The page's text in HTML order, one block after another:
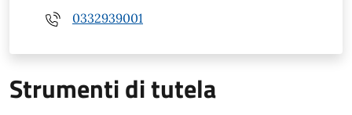
0332939001
Strumenti di tutela